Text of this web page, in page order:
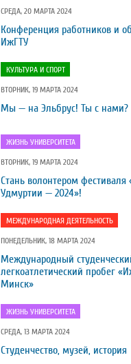
СРЕДА, 20 МАРТА 2024
Конференция работников и
ИжГТУ
КУЛЬТУРА И СПОРТ
ВТОРНИК, 19 МАРТА 2024
Мы — на Эльбрус! Ты с нами?
ЖИЗНЬ УНИВЕРСИТЕТА
ВТОРНИК, 19 МАРТА 2024
Стань волонтером фестиваля
Удмуртии — 2024»!
МЕЖДУНАРОДНАЯ ДЕЯТЕЛЬНОСТЬ
ПОНЕДЕЛЬНИК, 18 МАРТА 2024
Международный
легкоатлетический пробег
Минск»
ЖИЗНЬ УНИВЕРСИТЕТА
СРЕДА, 13 МАРТА 2024
Студенчество, музей, история